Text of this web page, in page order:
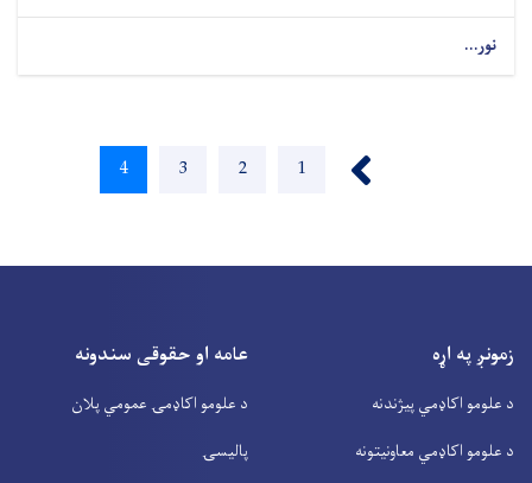
نور...
پاڼه
1 پاڼه
2 پاڼه
3
اوسنی
4
زمونږ په اړه
د علومو اکاډمي پیژندنه
د علومو اکاډمي معاونیتونه
عامه او حقوقی سندونه
د علومو اکاډمۍ عمومي پلان
پالیسۍ